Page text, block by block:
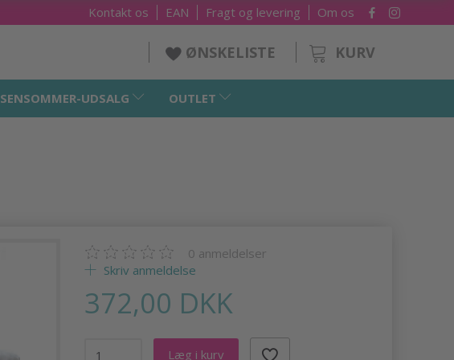
Om os
Fragt og levering
EAN
Kontakt os
KURV
ØNSKELISTE
SENSOMMER-UDSALG OUTLET
0 anmeldelser
Skriv anmeldelse
372,00 DKK
Læg i kurv